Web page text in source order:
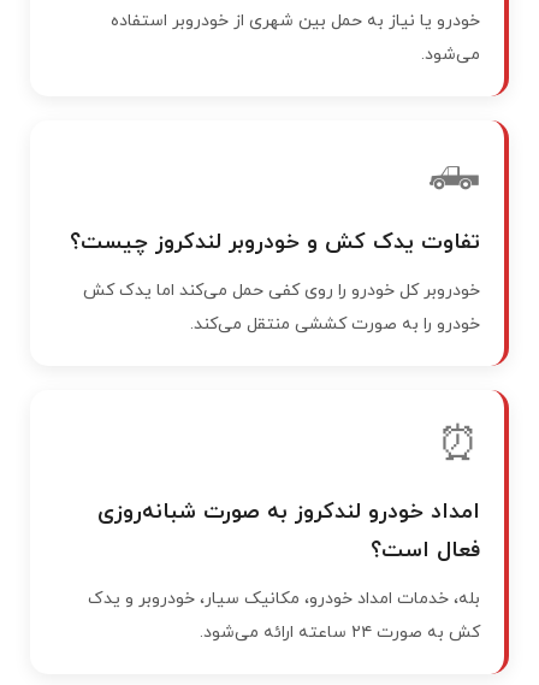
خودرو یا نیاز به حمل بین شهری از خودروبر استفاده
می‌شود.
🛻
تفاوت یدک کش و خودروبر لندکروز چیست؟
خودروبر کل خودرو را روی کفی حمل می‌کند اما یدک کش
خودرو را به صورت کششی منتقل می‌کند.
⏰
امداد خودرو لندکروز به صورت شبانه‌روزی
فعال است؟
بله، خدمات امداد خودرو، مکانیک سیار، خودروبر و یدک
کش به صورت ۲۴ ساعته ارائه می‌شود.